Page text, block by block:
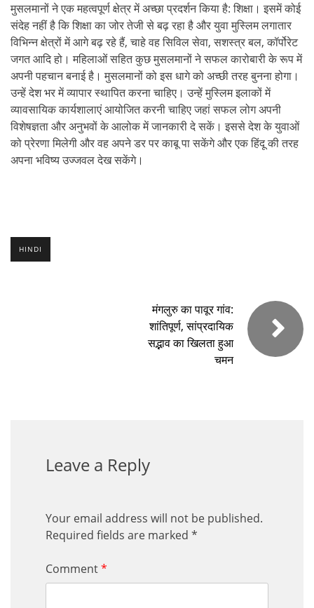
मुसलमानों ने एक महत्वपूर्ण क्षेत्र में अच्छा प्रदर्शन किया है: शिक्षा। इसमें कोई
संदेह नहीं है कि शिक्षा का जोर तेजी से बढ़ रहा है और युवा मुस्लिम लगातार
विभिन्न क्षेत्रों में आगे बढ़ रहे हैं, चाहे वह सिविल सेवा, सशस्त्र बल, कॉर्पोरेट
जगत आदि हो। महिलाओं सहित कुछ मुसलमानों ने सफल कारोबारी के रूप में
अपनी पहचान बनाई है। मुसलमानों को इस धागे को अच्छी तरह बुनना होगा।
उन्हें देश भर में व्यापार स्थापित करना चाहिए। उन्हें मुस्लिम इलाकों में
व्यावसायिक कार्यशालाएं आयोजित करनी चाहिए जहां सफल लोग अपनी
विशेषज्ञता और अनुभवों के आलोक में जानकारी दे सकें। इससे देश के युवाओं
को प्रेरणा मिलेगी और वह अपने डर पर काबू पा सकेंगे और एक हिंदू की तरह
अपना भविष्य उज्जवल देख सकेंगे।
HINDI
मंगलुरु का पावूर गांव:
शांतिपूर्ण, सांप्रदायिक
सद्भाव का खिलता हुआ
चमन
Leave a Reply
Your email address will not be published.
Required fields are marked *
Comment*